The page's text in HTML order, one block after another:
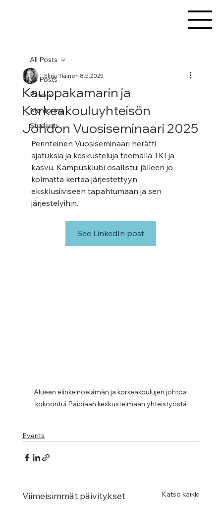
All Posts
Events
Mentoring
Students
All Posts
Kauppakamarin ja
Korkeakouluyhteisön
Johdon Vuosiseminaari 2025
Elina Tiainen8.5.2025
Perinteinen Vuosiseminaari herätti
ajatuksia ja keskusteluja teemalla TKI ja
kasvu. Kampusklubi osallistui jälleen jo
kolmatta kertaa järjestettyyn
eksklusiiviseen tapahtumaan ja sen
järjestelyihin.
See LinkedIn post
Alueen elinkeinoelämän ja korkeakoulujen johtoa
kokoontui Paidiaan keskustelmaan yhteistyöstä
Events
Viimeisimmät päivitykset Katso kaikki